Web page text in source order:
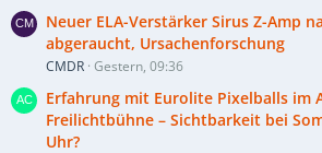
Neuer ELA-Verstärker Sirus Z-Amp
abgeraucht, Ursachenforschung
CMDR Gestern, 09:36
Erfahrung mit Eurolite Pixelballs im
Freilichtbühne – Sichtbarkeit bei
Uhr?